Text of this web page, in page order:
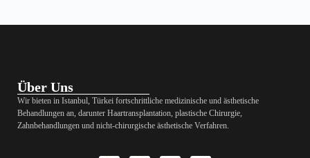
Über Uns
Wir bieten in Istanbul, Türkei fortschrittliche medizinische und ästhetische
Behandlungen an, darunter Haartransplantation, plastische Chirurgie,
Zahnbehandlungen und nicht-chirurgische ästhetische Verfahren.